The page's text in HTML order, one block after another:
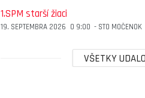
1.SPM starší žiaci
19. SEPTEMBRA 2026 O 9:00 - STO MOČENOK
VŠETKY